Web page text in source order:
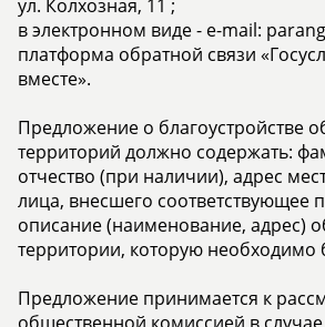
ул. Колхозная, 11 ;
️в электронном виде - e-mail:
платформа обратной связи
вместе».
Предложение о благоустройстве
территорий должно содержать:
отчество (при наличии), адрес
лица, внесшего соответствующее
описание (наименование, адрес)
территории, которую необходимо
Предложение принимается к